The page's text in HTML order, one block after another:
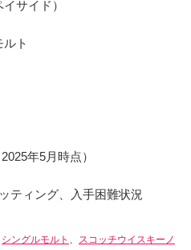
サイド）
ト
年5月時点）
ィング、入手困難状況
シングルモルト 、 スコッチウイスキーノ